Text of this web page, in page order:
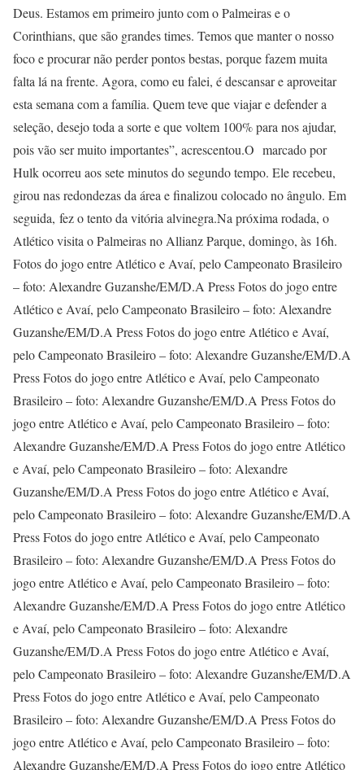
Deus. Estamos em primeiro junto com o Palmeiras e o
Corinthians, que são grandes times. Temos que manter o nosso
foco e procurar não perder pontos bestas, porque fazem muita
falta lá na frente. Agora, como eu falei, é descansar e aproveitar
esta semana com a família. Quem teve que viajar e defender a
seleção, desejo toda a sorte e que voltem 100% para nos ajudar,
pois vão ser muito importantes”, acrescentou.O marcado por
Hulk ocorreu aos sete minutos do segundo tempo. Ele recebeu,
girou nas redondezas da área e finalizou colocado no ângulo. Em
seguida, fez o tento da vitória alvinegra.Na próxima rodada, o
Atlético visita o Palmeiras no Allianz Parque, domingo, às 16h.
Fotos do jogo entre Atlético e Avaí, pelo Campeonato Brasileiro – foto: Alexandre Guzanshe/EM/D.A Press Fotos do jogo entre Atlético e Avaí, pelo Campeonato Brasileiro – foto: Alexandre Guzanshe/EM/D.A Press Fotos do jogo entre Atlético e Avaí, pelo Campeonato Brasileiro – foto: Alexandre Guzanshe/EM/D.A Press Fotos do jogo entre Atlético e Avaí, pelo Campeonato Brasileiro – foto: Alexandre Guzanshe/EM/D.A Press Fotos do jogo entre Atlético e Avaí, pelo Campeonato Brasileiro – foto: Alexandre Guzanshe/EM/D.A Press Fotos do jogo entre Atlético e Avaí, pelo Campeonato Brasileiro – foto: Alexandre Guzanshe/EM/D.A Press Fotos do jogo entre Atlético e Avaí, pelo Campeonato Brasileiro – foto: Alexandre Guzanshe/EM/D.A Press Fotos do jogo entre Atlético e Avaí, pelo Campeonato Brasileiro – foto: Alexandre Guzanshe/EM/D.A Press Fotos do jogo entre Atlético e Avaí, pelo Campeonato Brasileiro – foto: Alexandre Guzanshe/EM/D.A Press Fotos do jogo entre Atlético e Avaí, pelo Campeonato Brasileiro – foto: Alexandre Guzanshe/EM/D.A Press Fotos do jogo entre Atlético e Avaí, pelo Campeonato Brasileiro – foto: Alexandre Guzanshe/EM/D.A Press Fotos do jogo entre Atlético e Avaí, pelo Campeonato Brasileiro – foto: Alexandre Guzanshe/EM/D.A Press Fotos do jogo entre Atlético e Avaí, pelo Campeonato Brasileiro – foto: Alexandre Guzanshe/EM/D.A Press Fotos do jogo entre Atlético e Avaí, pelo Campeonato Brasileiro – foto: Alexandre Guzanshe/EM/D.A Press Fotos do jogo entre Atlético e Avaí, pelo Campeonato Brasileiro – foto: Alexandre Guzanshe/EM/D.A Press Fotos do jogo entre Atlético e Avaí, pelo Campeonato Brasileiro – foto: Alexandre Guzanshe/EM/D.A Press Fotos do jogo entre Atlético e Avaí, pelo Campeonato Brasileiro – foto: Alexandre Guzanshe/EM/D.A Press Fotos do jogo entre Atlético e Avaí, pelo Campeonato Brasileiro – foto: Alexandre Guzanshe/EM/D.A Press Fotos do jogo entre Atlético e Avaí, pelo Campeonato Brasileiro – foto: Alexandre Guzanshe/EM/D.A Press Fotos do jogo entre Atlético e Avaí, pelo Campeonato Brasileiro – foto: Alexandre Guzanshe/EM/D.A Press Fotos do jogo entre Atlético e Avaí, pelo Campeonato Brasileiro – foto: Alexandre Guzanshe/EM/D.A Press Fotos do jogo entre Atlético e Avaí, pelo Campeonato Brasileiro – foto: Alexandre Guzanshe/EM/D.A Press Fotos do jogo entre Atlético e Avaí, pelo Campeonato Brasileiro – foto: Alexandre Guzanshe/EM/D.A Press Fotos do jogo entre Atlético e Avaí, pelo Campeonato Brasileiro – foto: Alexandre Guzanshe/EM/D.A Press Fotos do jogo entre Atlético e Avaí, pelo Campeonato Brasileiro – foto: Alexandre Guzanshe/EM/D.A Press Fotos do jogo entre Atlético e Avaí, pelo Campeonato Brasileiro – foto: Alexandre Guzanshe/EM/D.A Press Fotos do jogo entre Atlético e Avaí, pelo Campeonato Brasileiro – foto: Alexandre Guzanshe/EM/D.A Press Fotos do jogo entre Atlético e Avaí, pelo Campeonato Brasileiro – foto: Alexandre Guzanshe/EM/D.A Press Fotos do jogo entre Atlético e Avaí, pelo Campeonato Brasileiro – foto: Alexandre Guzanshe/EM/D.A Press Fotos do jogo entre Atlético e Avaí, pelo Campeonato Brasileiro – foto: Alexandre Guzanshe/EM/D.A Press Fotos do jogo entre Atlético e Avaí, pelo Campeonato Brasileiro – foto: Alexandre Guzanshe/EM/D.A Press Fotos do jogo entre Atlético e Avaí, pelo Campeonato Brasileiro – foto: Alexandre Guzanshe/EM/D.A Press Fotos do jogo entre Atlético e Avaí, pelo Campeonato Brasileiro – foto: Alexandre Guzanshe/EM/D.A Press Fotos do jogo entre Atlético e Avaí, pelo Campeonato Brasileiro – foto: Alexandre Guzanshe/EM/D.A Press Fotos do jogo entre Atlético e Avaí, pelo Campeonato Brasileiro – foto: Alexandre Guzanshe/EM/D.A Press Fotos do jogo entre Atlético e Avaí, pelo Campeonato Brasileiro – foto: Alexandre Guzanshe/EM/D.A Press Fotos do jogo entre Atlético e Avaí, pelo Campeonato Brasileiro – foto: Alexandre Guzanshe/EM/D.A Press Fotos do jogo entre Atlético e Avaí, pelo Campeonato Brasileiro – foto: Alexandre Guzanshe/EM/D.A Press Fotos do jogo entre Atlético e Avaí, pelo Campeonato Brasileiro – foto: Alexandre Guzanshe/EM/D.A Press Fotos do jogo entre Atlético e Avaí, pelo Campeonato Brasileiro – foto: Alexandre Guzanshe/EM/D.A Press Fotos do jogo entre Atlético e Avaí, pelo Campeonato Brasileiro – foto: Alexandre Guzanshe/EM/D.A Press Fotos do jogo entre Atlético e Avaí, pelo Campeonato Brasileiro – foto: Alexandre Guzanshe/EM/D.A Press Fotos do jogo entre Atlético e Avaí, pelo Campeonato Brasileiro – foto: Alexandre Guzanshe/EM/D.A Press Fotos do jogo entre Atlético e Avaí, pelo Campeonato Brasileiro – foto: Alexandre Guzanshe/EM/D.A Press